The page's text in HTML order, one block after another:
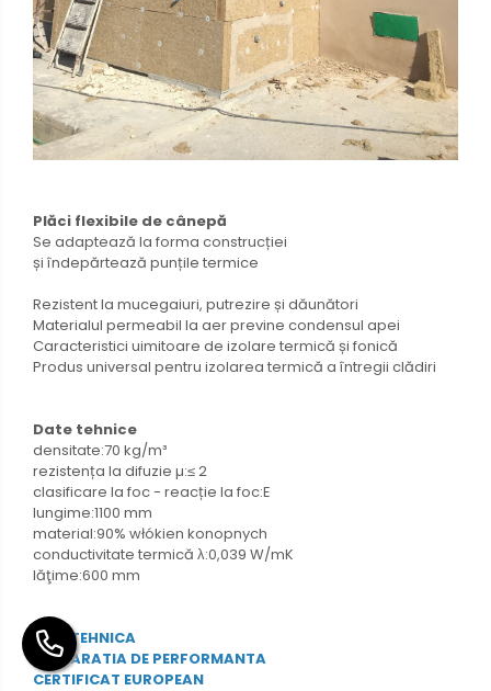
Plăci flexibile de cânepă
Se adaptează la forma construcției
și îndepărtează punțile termice
Rezistent la mucegaiuri, putrezire și dăunători
Materialul permeabil la aer previne condensul apei
Caracteristici uimitoare de izolare termică și fonică
Produs universal pentru izolarea termică a întregii clădiri
Date tehnice
densitate:70 kg/m³
rezistența la difuzie µ:≤ 2
clasificare la foc - reacție la foc:E
lungime:1100 mm
material:90% włókien konopnych
conductivitate termică λ:0,039 W/mK
lăţime:600 mm
FISA TEHNICA
DECLARATIA DE PERFORMANTA
CERTIFICAT EUROPEAN